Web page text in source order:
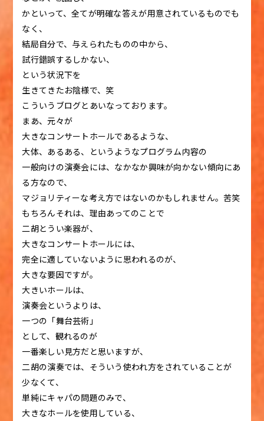
かといって、全てが明確な答えが用意されているものでも
なく、
結局自分で、与えられたものの中から、
試行錯誤するしかない、
という状況下を
生きてきたお陰様で、笑
こういうブログとあいなっております。
まあ、元々が
大きなコンサートホールであるような、
大体、あるある、というようなプログラム内容の
一般向けの演奏会には、なかなか興味が向かない傾向にあ
る方なので、
マジョリティーな考え方ではないのかもしれません。苦笑
もちろんそれは、理由あってのことで
二胡とうい楽器が、
大きなコンサートホールには、
完全に適していないように思われるのが、
大きな要因ですが。
大きいホールは、
演奏会というよりは、
一つの「舞台芸術」
として、観れるのが
一番楽しい見方だと思いますが、
二胡の演奏では、そういう使われ方をされていることが
少なくて、
単純にキャパの問題のみで、
大きなホールを使用している、